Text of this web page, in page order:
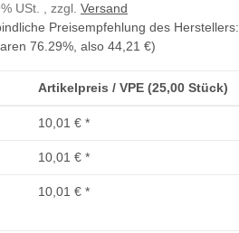
USt. , zzgl. Versand
Preisempfehlung des Herstellers:
76.29%, also 44,21 €)
Artikelpreis / VPE (25,00 Stück)
10,01 € *
10,01 € *
10,01 € *